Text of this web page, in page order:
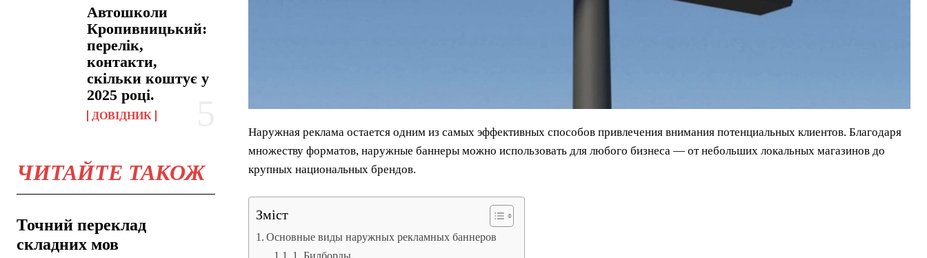
Автошколи
Кропивницький:
перелік,
контакти,
скільки коштує у
2025 році.
ДОВІДНИК
ЧИТАЙТЕ ТАКОЖ
Точний переклад
складних мов
Наружная реклама остается одним из самых эффективных способов привлечения внимания потенциальных клиентов. Благодаря
множеству форматов, наружные баннеры можно использовать для любого бизнеса — от небольших локальных магазинов до
крупных национальных брендов.
Зміст
Основные виды наружных рекламных баннеров
1. Билборды